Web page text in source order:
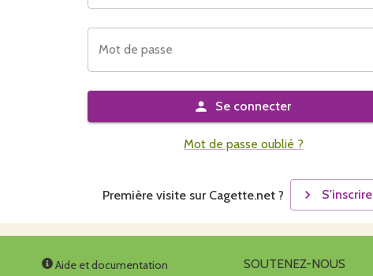
Mot de passe
Se connecter
Mot de passe oublié ?
Première visite sur Cagette.net ? S'inscrire
Aide et documentation
SOUTENEZ-NOUS